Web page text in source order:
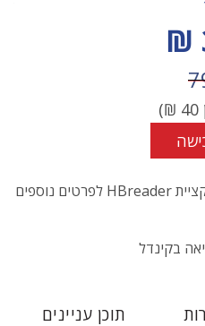
הנחה
לפני הנחה
40
₪)
ספרים דיגיטליים נשלחים לאפליקציית HBreader לפרטים נוספים
בקינדל
תוכן עניינים